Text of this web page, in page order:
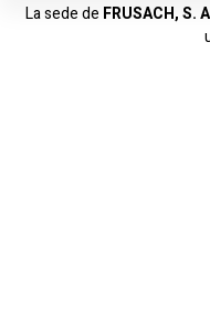
La sede de FRUSACH, S.